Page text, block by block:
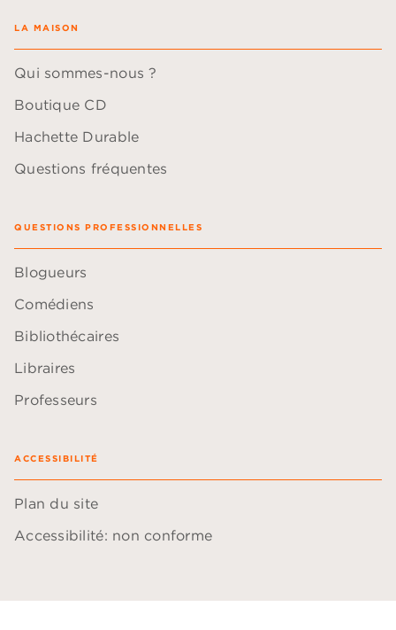
LA MAISON
Qui sommes-nous ?
Boutique CD
Hachette Durable
Questions fréquentes
QUESTIONS PROFESSIONNELLES
Blogueurs
Comédiens
Bibliothécaires
Libraires
Professeurs
ACCESSIBILITÉ
Plan du site
Accessibilité: non conforme